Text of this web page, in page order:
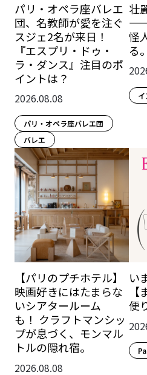
パリ・オペラ座バレエ
団、名教師が愛を注ぐ
スジェ2名が来日！
『エスプリ・ドゥ・
ラ・ダンス』注目のポ
イントは？
2026.08.08
パリ・オペラ座バレエ団
バレエ
壮
——
怪
る。
【パリのプチホテル】
映画好きにはたまらな
いシアタールーム
も！ クラフトマンシッ
プが息づく、モンマル
トルの隠れ宿。
2026.08.08
い
便